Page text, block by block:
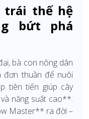
trái thế hệ
bứt phá
bà con nông dân
đơn thuần để nuôi
tiên tiến giúp cây
năng suất cao**.
Master** ra đời –